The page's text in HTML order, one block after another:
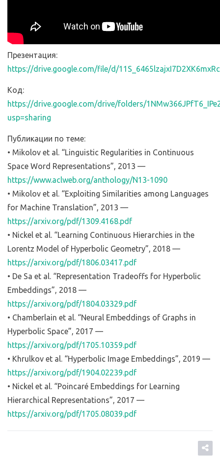
Презентация:
https://drive.google.com/file/d/
Код:
https://drive.google.com/drive/folders/
usp=sharing
Публикации по теме:
• Mikolov et al. “Linguistic Regularities in Continuous
Space Word Representations”, 2013 —
https://www.aclweb.org/anthology/N13-1090
• Mikolov et al. “Exploiting Similarities among Languages
for Machine Translation”, 2013 —
https://arxiv.org/pdf/1309.4168.pdf
• Nickel et al. “Learning Continuous Hierarchies in the
Lorentz Model of Hyperbolic Geometry”, 2018 —
https://arxiv.org/pdf/1806.03417.pdf
• De Sa et al. “Representation Tradeoffs for Hyperbolic
Embeddings”, 2018 —
https://arxiv.org/pdf/1804.03329.pdf
• Chamberlain et al. “Neural Embeddings of Graphs in
Hyperbolic Space”, 2017 —
https://arxiv.org/pdf/1705.10359.pdf
• Khrulkov et al. “Hyperbolic Image Embeddings”, 2019 —
https://arxiv.org/pdf/1904.02239.pdf
• Nickel et al. “Poincaré Embeddings for Learning
Hierarchical Representations”, 2017 —
https://arxiv.org/pdf/1705.08039.pdf